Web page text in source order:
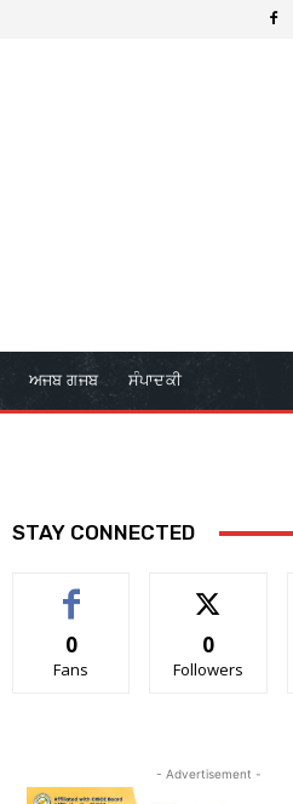
ਅਜਬ ਗਜਬ ਸੰਪਾਦਕੀ
STAY CONNECTED
0
Fans
0
Followers
- Advertisement -